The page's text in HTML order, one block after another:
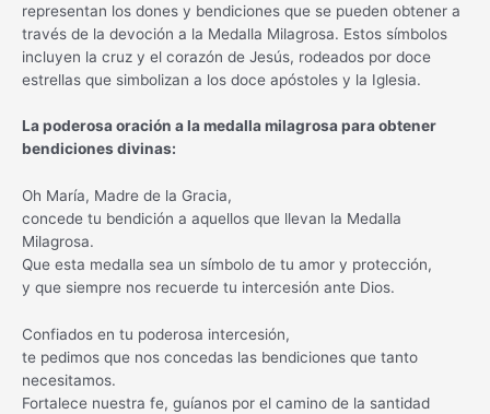
representan los dones y bendiciones que se pueden obtener a
través de la devoción a la Medalla Milagrosa. Estos símbolos
incluyen la cruz y el corazón de Jesús, rodeados por doce
estrellas que simbolizan a los doce apóstoles y la Iglesia.
La poderosa oración a la medalla milagrosa para obtener
bendiciones divinas:
Oh María, Madre de la Gracia,
concede tu bendición a aquellos que llevan la Medalla
Milagrosa.
Que esta medalla sea un símbolo de tu amor y protección,
y que siempre nos recuerde tu intercesión ante Dios.
Confiados en tu poderosa intercesión,
te pedimos que nos concedas las bendiciones que tanto
necesitamos.
Fortalece nuestra fe, guíanos por el camino de la santidad